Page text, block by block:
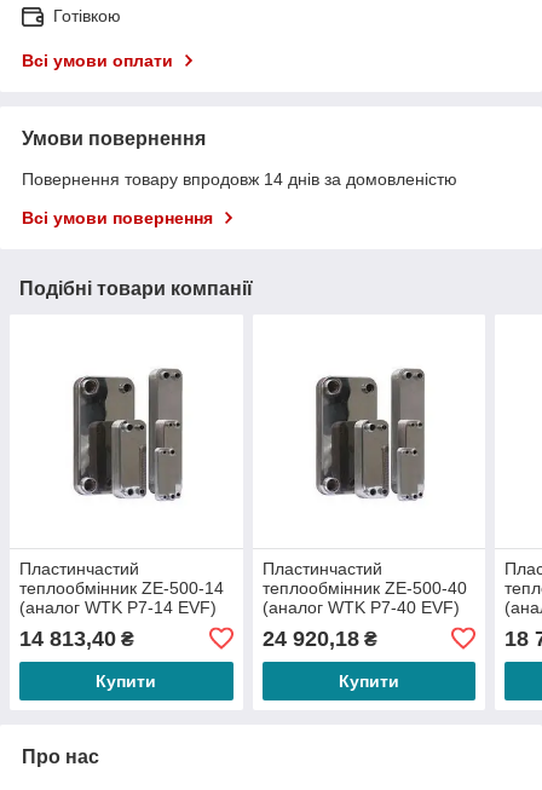
Готівкою
Всі умови оплати
Умови повернення
Повернення товару впродовж 14 днів за домовленістю
Всі умови повернення
Подібні товари компанії
Пластинчастий
теплообмінник ZE-500-14
(аналог WTK P7-14 EVF)
14 813,40 ₴
Купити
Пластинчастий
теплообмінник ZE-500-40
(аналог WTK P7-40 EVF)
24 920,18₴
Купити
18
Про нас